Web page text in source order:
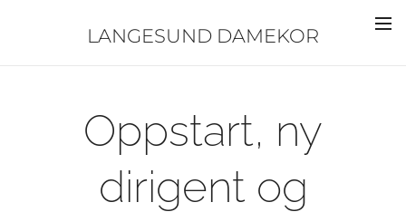
LANGESUND DAMEKOR
Oppstart, ny
dirigent og